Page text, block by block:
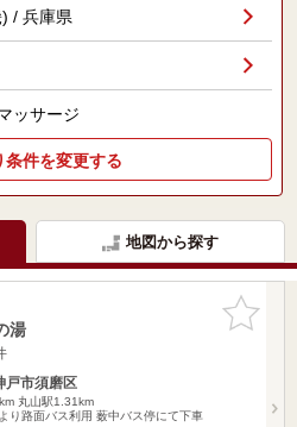
/ 兵庫県
ッサージ
条件を変更する
地図から探す
お気に入
りに追加
湯
戸市須磨区
丸山駅1.31km
り路面バス利用 薮中バス停にて下車